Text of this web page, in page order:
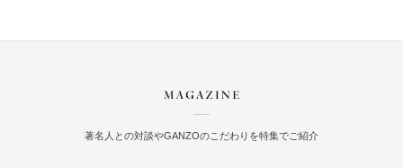
著名人との対談やGANZOのこだわりを特集でご紹介